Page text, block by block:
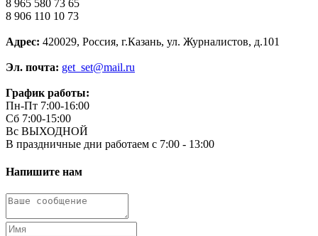
8 965 580 73 65
8 906 110 10 73
Адрес: 420029, Россия, г.Казань, ул. Журналистов, д.101
Эл. почта: get_set@mail.ru
График работы:
Пн-Пт 7:00-16:00
Сб 7:00-15:00
Вс ВЫХОДНОЙ
В праздничные дни работаем с 7:00 - 13:00
Напишите нам